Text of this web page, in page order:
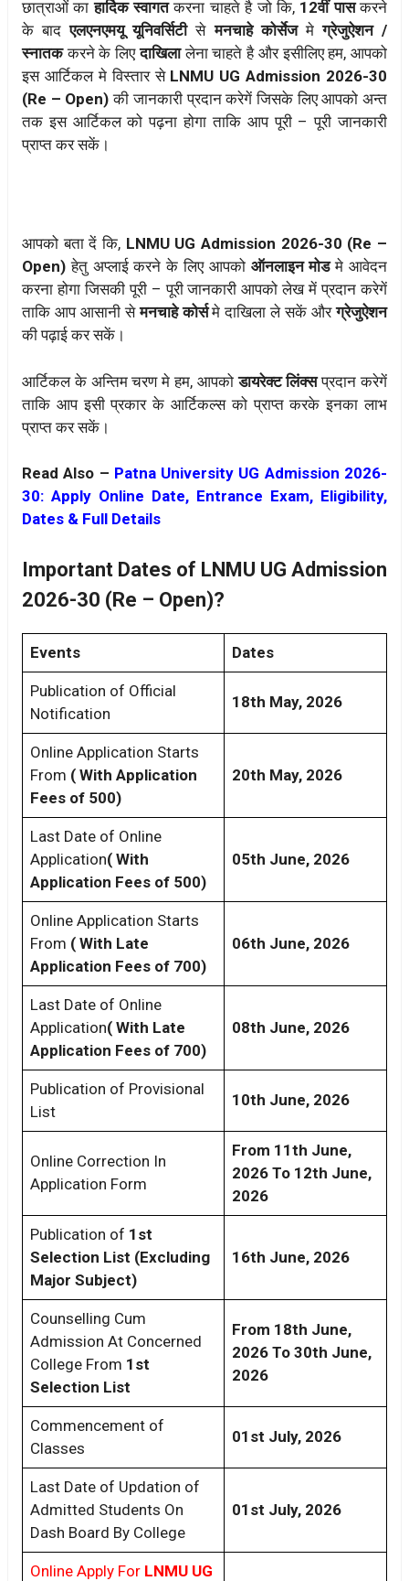
छात्राओं काहार्दिक स्वागतकरना चाहते है जो कि, 12वीं पासकरने
के बादएलएनएमयू यूनिवर्सिटीसेमनचाहे कोर्सेजमेग्रेजुऐशन /
स्नातककरने के लिएदाखिलालेना चाहते है और इसीलिए हम, आपको
इस आर्टिकल मे विस्तार से LNMU UG Admission 2026-30
(Re – Open) की जानकारी प्रदान करेगें जिसके लिए आपको अन्त
तक इस आर्टिकल को पढ़ना होगा ताकि आप पूरी – पूरी जानकारी
प्राप्त कर सकें।
आपको बता दें कि, LNMU UG Admission 2026-30 (Re –
Open) हेतु अप्लाई करने के लिए आपकोऑनलाइन मोडमे आवेदन
करना होगा जिसकी पूरी – पूरी जानकारी आपको लेख में प्रदान करेगें
ताकि आप आसानी सेमनचाहे कोर्समे दाखिला ले सकें औरग्रेजुऐशन
की पढ़ाई कर सकें।
आर्टिकल के अन्तिम चरण मे हम, आपकोडायरेक्ट लिंक्सप्रदान करेगें
ताकि आप इसी प्रकार के आर्टिकल्स को प्राप्त करके इनका लाभ
प्राप्त कर सकें।
Read Also – Patna University UG Admission 2026-
30: Apply Online Date, Entrance Exam, Eligibility,
Dates & Full Details
Important Dates of LNMU UG Admission
2026-30 (Re – Open)?
Events Dates
Publication of Official
Notification
18th May, 2026
Online Application Starts
From ( With Application
Fees of 500)
20th May, 2026
Last Date of Online
Application( With
Application Fees of 500)
05th June, 2026
Online Application Starts
From ( With Late
Application Fees of 700)
06th June, 2026
Last Date of Online
Application( With Late
Application Fees of 700)
08th June, 2026
Publication of Provisional
List
10th June, 2026
Online Correction In
Application Form
From 11th June,
2026 To 12th June,
2026
Publication of 1st
Selection List (Excluding
Major Subject)
16th June, 2026
Counselling Cum
Admission At Concerned
College From 1st
Selection List
From 18th June,
2026 To 30th June,
2026
Commencement of
Classes
01st July, 2026
Last Date of Updation of
Admitted Students On
Dash Board By College
01st July, 2026
Online Apply For LNMU UG